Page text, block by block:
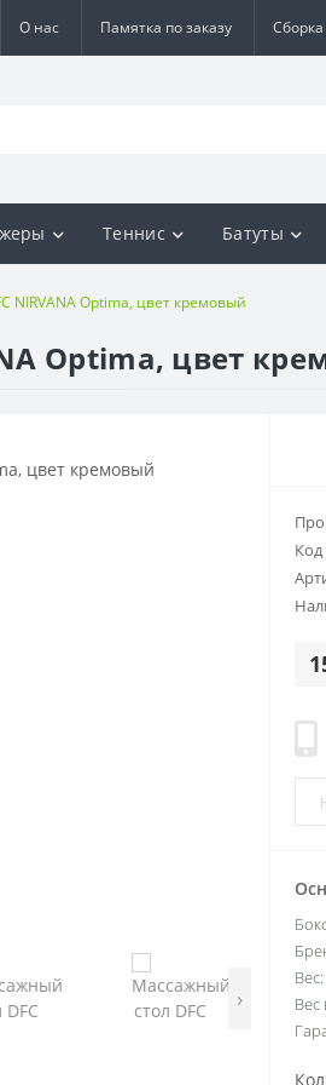
О нас Памятка по заказу
Теннис Батуты
NIRVANA Optima, цвет кремовый
Optima, цвет
›
Код
Вес:
Вес